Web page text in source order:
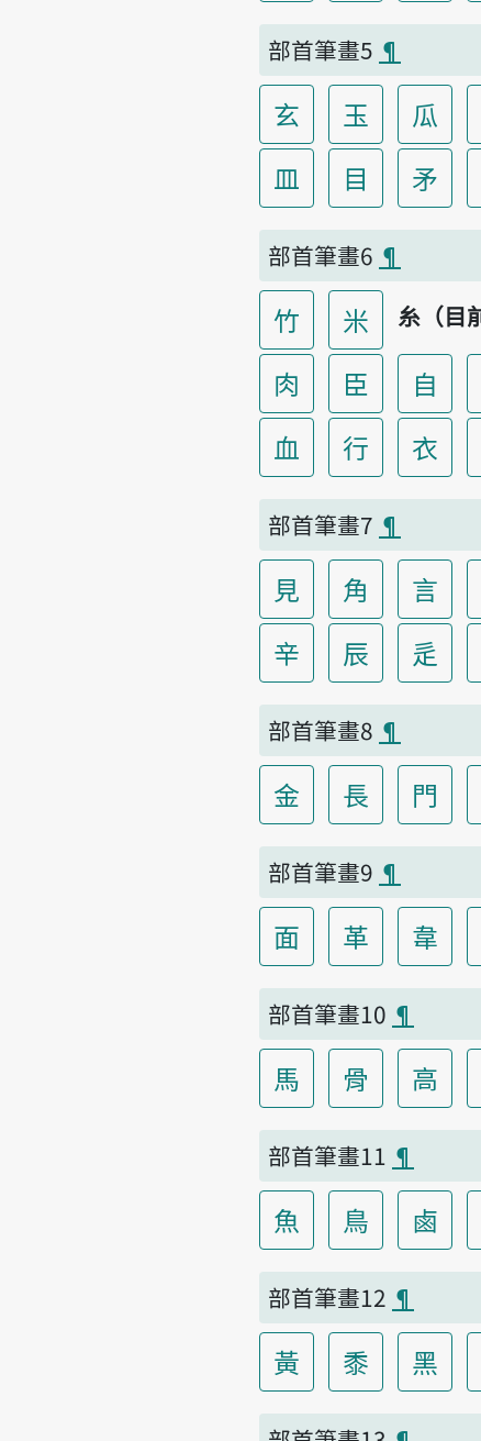
部首筆畫5 ¶
玄 玉 瓜
皿
目 矛
部首筆畫6 ¶
竹 米 糸（目
肉
臣 自
血
行 衣
部首筆畫7 ¶
見 角 言
辛
辰 辵
部首筆畫8 ¶
金 長 門
部首筆畫9 ¶
面 革 韋
部首筆畫10 ¶
馬 骨 高
部首筆畫11 ¶
魚 鳥 鹵
部首筆畫12 ¶
黃 黍 黑